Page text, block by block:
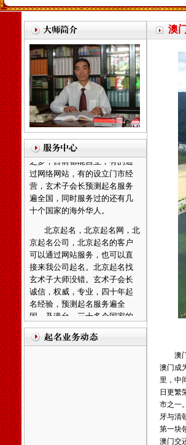
天津起名，天津起名
术子先生是国内唯一的以命理
八字为依据的命理起名大师，
是由周易学会主办，是天津唯
一的以八字命理为依据的专业
命理起名网，玄术子大师由80
年代就开始举办周易八字，八
卦及姓名学函授及面授，学会
会员遍布天津全市及周边各省
市，经我们函授及面授的会员
之多，目前都能自立，有的通
过网络网站，有的设立门市经
营， 玄术子会长预测起名服务
遍全国，同时服务过的还有几
十个国家的海外华人。
北京起名，北京起名网，北
可以通过网站服务，也可以直
接来我公司起名。北京起名找
玄术子大师没错。玄术子会长
诚信，权威，专业，四十年起
名经验，预测起名服务遍全
国，及港台，三十多个国家的
海外华人。
廊坊起名，廊坊起名网，廊
坊起名公司，廊坊宝宝起名，
澳
澳门
澳门成
里，中
日更繁
市之一
牙与清
第一块
澳门交